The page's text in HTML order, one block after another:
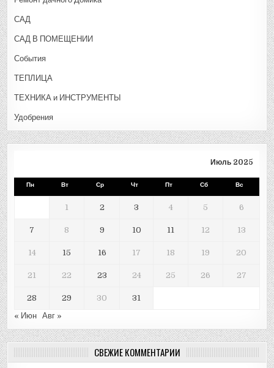
САД
САД В ПОМЕЩЕНИИ
События
ТЕПЛИЦА
ТЕХНИКА и ИНСТРУМЕНТЫ
Удобрения
Июль 2025
Пн Вт Ср Чт Пт Сб Вс
1 2 3 4 5 6
7 8 9 10 11 12 13
14 15 16 17 18 19 20
21 22 23 24 25 26 27
28 29 30
31
« Июн
Авг »
СВЕЖИЕ КОММЕНТАРИИ